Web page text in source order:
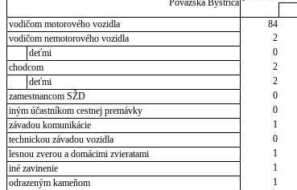
Považská Bystrica
vodičom motorového vozidla
84
vodičom nemotorového vozidla
2
deťmi
0
chodcom
2
deťmi
2
zamestnancom SŽD
0
iným účastníkom cestnej premávky
0
závadou komunikácie
1
technickou závadou vozidla
0
lesnou zverou a domácimi zvieratami
1
iné zavinenie
1
odrazeným kameňom
1